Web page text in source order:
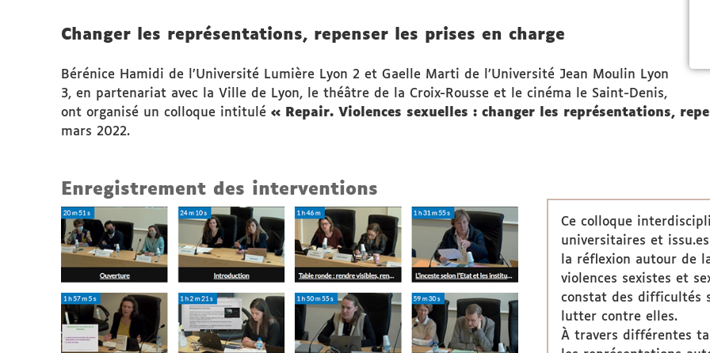
Changer les représentations, repenser les prises en charge
Bérénice Hamidi de l’Université Lumière Lyon 2 et Gaelle Marti de l’Université Jean Moulin Lyon
3, en partenariat avec la Ville de Lyon, le théâtre de la Croix-Rousse et le cinéma le Saint-Denis,
ont organisé un colloque intitulé « Repair. Violences sexuelles : changer les représentations,
mars 2022.
Enregistrement des interventions
Ce colloque
universitaires et
la réflexion autour de
violences sexistes et
constat des difficultés
lutter contre elles.
À travers différentes